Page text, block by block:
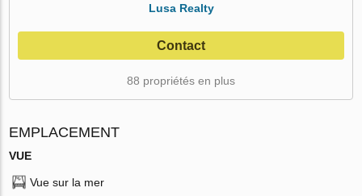
Lusa Realty
Contact
88 propriétés en plus
EMPLACEMENT
VUE
Vue sur la mer